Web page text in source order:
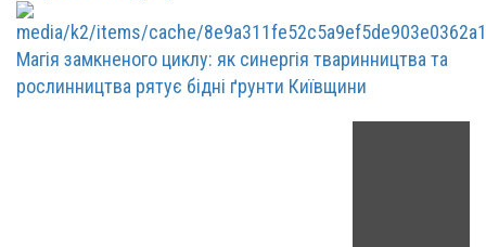
Магія замкненого циклу: як синергія тваринництва та
рослинництва рятує бідні ґрунти Київщини